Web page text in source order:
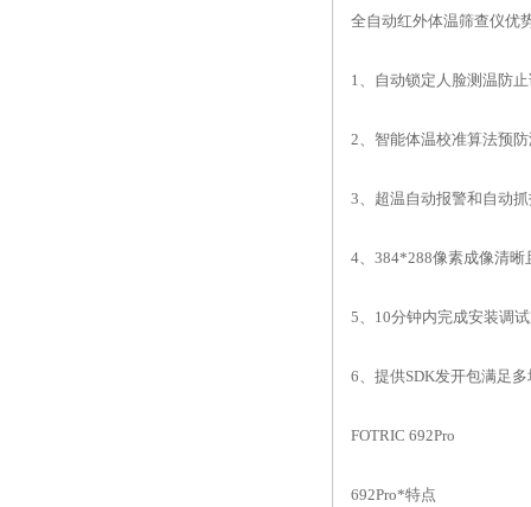
全自动红外体温筛查仪优
1、自动锁定人脸测温防
2、智能体温校准算法预
3、超温自动报警和自动
4、384*288像素成像清晰
5、10分钟内完成安装调
6、提供SDK发开包满足
FOTRIC 692Pro
692Pro*特点